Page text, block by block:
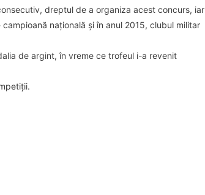
dreptul de a organiza acest concurs, iar
națională și în anul 2015, clubul militar
de argint, în vreme ce trofeul i-a revenit